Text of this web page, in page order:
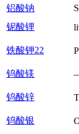
铝酸钠
铌酸锂
铁酸钾22
钨酸镁
钨酸锌
钨酸银